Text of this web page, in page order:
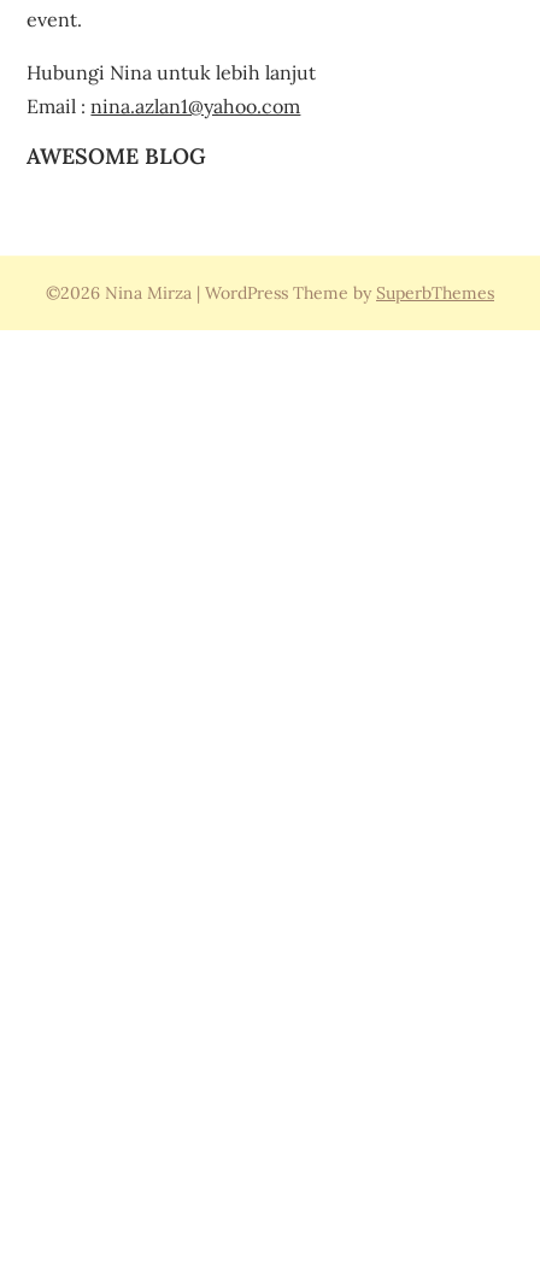
event.
Hubungi Nina untuk lebih lanjut
Email :nina.azlan1@yahoo.com
AWESOME BLOG
©2026 Nina Mirza | WordPress Theme by SuperbThemes